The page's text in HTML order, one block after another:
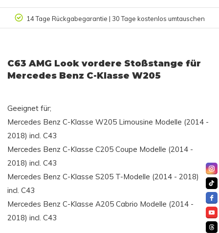
14 Tage Rückgabegarantie | 30 Tage kostenlos umtauschen
C63 AMG Look vordere Stoßstange für
Mercedes Benz C-Klasse W205
Geeignet für;
Mercedes Benz C-Klasse W205 Limousine Modelle (2014 -
2018) incl. C43
Mercedes Benz C-Klasse C205 Coupe Modelle (2014 -
2018) incl. C43
Mercedes Benz C-Klasse S205 T-Modelle (2014 - 2018)
incl. C43
Mercedes Benz C-Klasse A205 Cabrio Modelle (2014 -
2018) incl. C43